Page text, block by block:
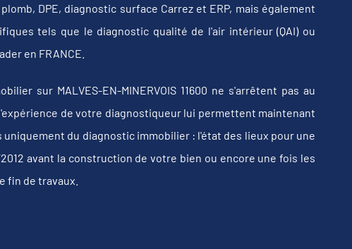
DPE, diagnostic surface Carrez et ERP, mais également
tels que le diagnostic qualité de l'air intérieur (QAI) ou
en FRANCE.
sur MALVES-EN-MINERVOIS 11600 ne s'arrêtent pas au
de votre diagnostiqueur lui permettent maintenant
du diagnostic immobilier : l'état des lieux pour une
avant la construction de votre bien ou encore une fois les
fin de travaux.